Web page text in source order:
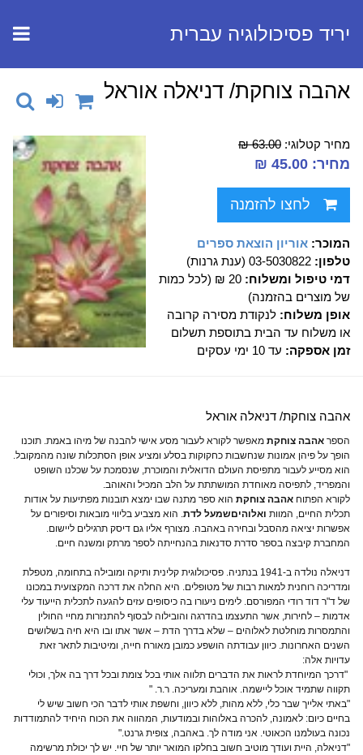
יריד פסיכולוגיה עברית
אהבה צוחקת/ דניאלה אוראל
מחיר קטלוגי: 63.00 ₪
מחיר: 45.00 ₪
לחצו להזמנה
המוכר: אוריון הוצאת ספרים
טלפון: 03-5030822 (ענת גרנות)
דמי טיפול ומשלוח:
20 ₪ (לכל כמות
של מוצרים בהזמנה)
אופן משלוח: לנקודת מסירה קרובה
או משלוח עד הבית בתוספת תשלום
זמן אספקה: עד 10 ימי עסקים
אהבה צוחקת/ דניאלה אוראל
הספר אהבה צוחקת מאפשר לקורא לעבור מסע אישי להבנה של מיהו באמת. תוכנו
הופך על פיהן אמונות שנחשבות כחקוקות בסלע ומציע אופן הסתכלות שונה מהמקובל.
הוא מסייע לעבור מתפיסת העולם הדואלית והמוכרת, שנסמכת על שכלנו השופט
והמפריד, לתפיסה מאוחדת המושתתת על הלב המכיל והאוהב.
לקורא הפתוח אהבה צוחקת הוא ספר מתנה שבו ימצא תובנות מפתיעות על אודות
תכלית החיים, המוות ואלוהיםשמעל לדת. הוא מצביע בליווי מובאות וסיפורים על
אפשרות יציאה מהסבל ובחירה באהבה. מצורף אליו גם דיסק תרגילים ליישום.
המחברת קיבצה בספר סדרת סדנאות בהנחייתה לספר מרתק ומשנה חיים.
דניאלה נולדה ב-1941 בנתניה. פסיכולוגית קלינית ותיקה ומובילה בתחומה, מטפלת
ומדריכה רוחנית למאות רבות של מטופלים. היא החלה את דרכה המקצועית במכונו
של ד"ר דוד רודי המפורסם. לימים ניעורו בה כיסופים עזים להגעה לתכלית הייעוד עלי
אדמות – לחירות, אשר התעצמו בהדרגה והובילוה לבסוף להתנזרות מחיי החולין
והתמסרות מוחלטת לאלוהים – שלא בדרך הדת – אשר אתו ובו היא חיה בשלושים
השנים האחרונות. כיוון עבודתה הושפע כמובן מאורח חייה, ומיטיבות לתאר זאת
עדויות אלה:
"דרכך המיוחדת לראות את הדברים תלווה אותי בכל צומת ובכל דרך בה אלך, וכולי
תקווה שתמיד אוכל ליישמה. אוהבת ומעריכה. ר.ר. "
"באתי אלייך שבר כלי, ללא מהות, ללא כיוון, וחשפת אותי לדבר הכי חשוב שיש לי
בחיים כיום: לאמונה, להכרה באלוהות ובמודעות, המהווה את הכוח היחיד להתמודדות
נכונה בעולמנו הכאוטי. אני מודה לך. באהבה, צופית גרנט."
"דניאלה, היית ועודך מוטיב חשוב בחלקו המואר יותר של חיי. יש לך יכולת מרשימה